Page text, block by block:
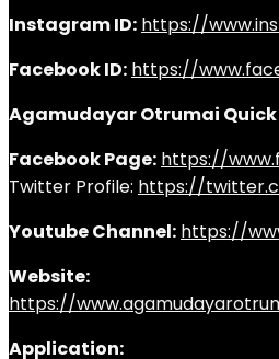
Instagram ID: https://
Facebook ID: https://
Agamudayar Otrumai Quick
Facebook Page: https://
Twitter Profile: https://
Youtube Channel: https://
Website:
https://
Application: